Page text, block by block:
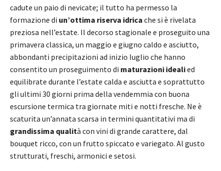
cadute un paio di nevicate; il tutto ha permesso la
formazione di un’ottima riserva idrica che si è rivelata
preziosa nell’estate. Il decorso stagionale e proseguito una
primavera classica, un maggio e giugno caldo e asciutto,
abbondanti precipitazioni ad inizio luglio che hanno
consentito un proseguimento di maturazioni idealied
equilibrate durante l’estate calda e asciutta e soprattutto
gli ultimi 30 giorni prima della vendemmia con buona
escursione termica tra giornate miti e notti fresche. Ne è
scaturita un’annata scarsa in termini quantitativi ma di
grandissima qualità con vini di grande carattere, dal
bouquet ricco, con un frutto spiccato e variegato. Al gusto
strutturati, freschi, armonici e setosi.